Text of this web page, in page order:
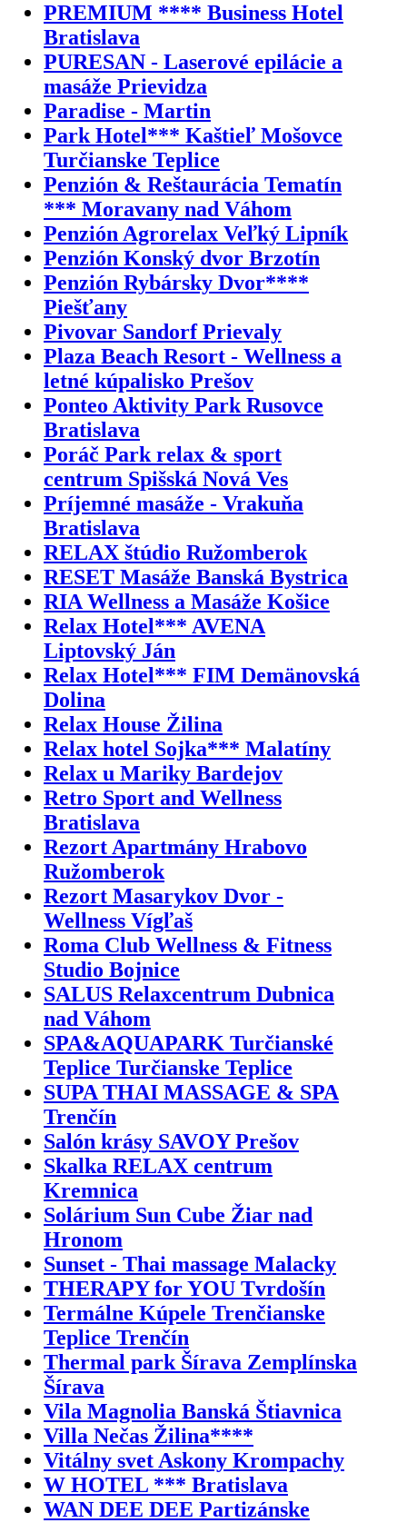
PREMIUM **** Business Hotel
Bratislava
PURESAN - Laserové epilácie a
masáže Prievidza
Paradise - Martin
Park Hotel*** Kaštieľ Mošovce
Turčianske Teplice
Penzión & Reštaurácia Tematín
*** Moravany nad Váhom
Penzión Agrorelax Veľký Lipník
Penzión Konský dvor Brzotín
Penzión Rybársky Dvor****
Piešťany
Pivovar Sandorf Prievaly
Plaza Beach Resort - Wellness a
letné kúpalisko Prešov
Ponteo Aktivity Park Rusovce
Bratislava
Poráč Park relax & sport
centrum Spišská Nová Ves
Príjemné masáže - Vrakuňa
Bratislava
RELAX štúdio Ružomberok
RESET Masáže Banská Bystrica
RIA Wellness a Masáže Košice
Relax Hotel*** AVENA
Liptovský Ján
Relax Hotel*** FIM Demänovská
Dolina
Relax House Žilina
Relax hotel Sojka*** Malatíny
Relax u Mariky Bardejov
Retro Sport and Wellness
Bratislava
Rezort Apartmány Hrabovo
Ružomberok
Rezort Masarykov Dvor -
Wellness Vígľaš
Roma Club Wellness & Fitness
Studio Bojnice
SALUS Relaxcentrum Dubnica
nad Váhom
SPA&AQUAPARK Turčianské
Teplice Turčianske Teplice
SUPA THAI MASSAGE & SPA
Trenčín
Salón krásy SAVOY Prešov
Skalka RELAX centrum
Kremnica
Solárium Sun Cube Žiar nad
Hronom
Sunset - Thai massage Malacky
THERAPY for YOU Tvrdošín
Termálne Kúpele Trenčianske
Teplice Trenčín
Thermal park Šírava Zemplínska
Šírava
Vila Magnolia Banská Štiavnica
Villa Nečas Žilina****
Vitálny svet Askony Krompachy
W HOTEL *** Bratislava
WAN DEE DEE Partizánske